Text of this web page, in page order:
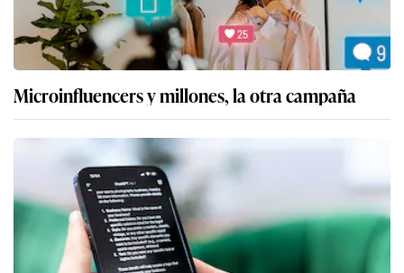
Microinfluencers y millones, la otra campaña